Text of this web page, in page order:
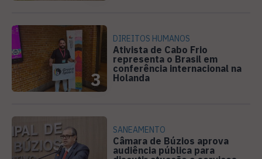
3
DIREITOS HUMANOS
Ativista de Cabo Frio
representa o Brasil em
conferência internacional na
Holanda
SANEAMENTO
Câmara de Búzios aprova
audiência pública para